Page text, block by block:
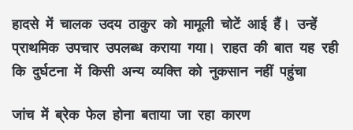
हादसे में चालक उदय ठाकुर को मामूली चोटें आई हैं। उन्हें
प्राथमिक उपचार उपलब्ध कराया गया। राहत की बात यह रही
कि दुर्घटना में किसी अन्य व्यक्ति को नुकसान नहीं पहुंचा
जांच में ब्रेक फेल होना बताया जा रहा कारण